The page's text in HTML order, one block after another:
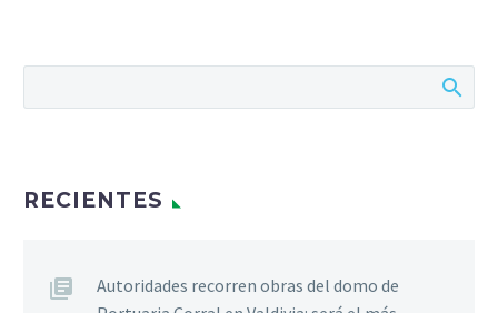
RECIENTES
Autoridades recorren obras del domo de